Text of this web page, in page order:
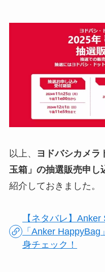
以上、
ヨドバシカメラ
玉箱」の抽選販売申し
紹介しておきました。
【ネタバレ】
「Anker
身チェック！